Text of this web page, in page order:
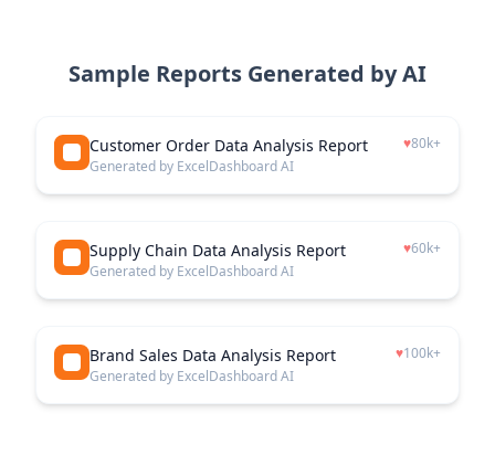
Sample Reports Generated by AI
Customer Order Data Analysis Report
Generated by ExcelDashboard AI
♥80k+
Supply Chain Data Analysis Report
Generated by ExcelDashboard AI
♥60k+
Brand Sales Data Analysis Report
Generated by ExcelDashboard AI
♥100k+